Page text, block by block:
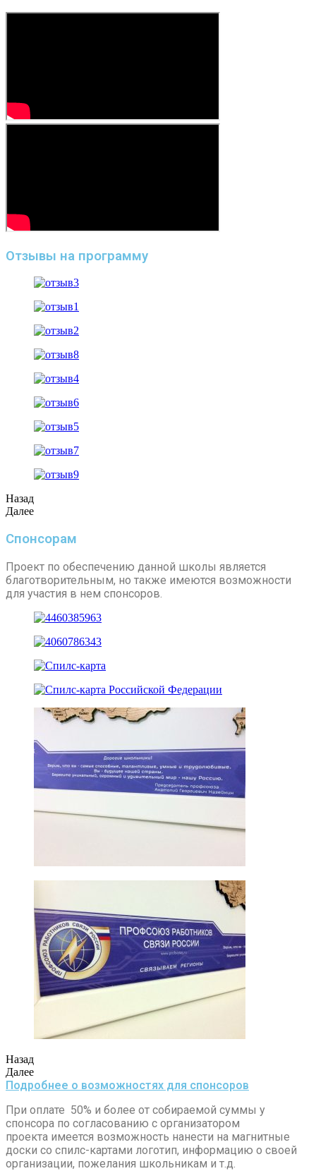
Отзывы на программу
Назад
Далее
Спонсорам
Проект по обеспечению данной школы является
благотворительным, но также имеются возможности
для участия в нем спонсоров.
Назад
Далее
Подробнее о возможностях для спонсоров
При оплате 50% и более от собираемой суммы у
спонсора по согласованию с организатором
проекта имеется возможность нанести на магнитные
доски со спилс-картами логотип, информацию о своей
организации, пожелания школьникам и т.д.